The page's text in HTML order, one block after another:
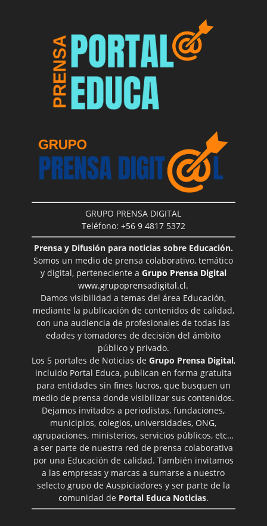
GRUPO PRENSA DIGITAL
Teléfono: +56 9 4817 5372
Prensa y Difusión para noticias sobre Educación.
Somos un medio de prensa colaborativo, temático
y digital, perteneciente a Grupo Prensa Digital
www.grupoprensadigital.cl.
Damos visibilidad a temas del área Educación,
mediante la publicación de contenidos de calidad,
con una audiencia de profesionales de todas las
edades y tomadores de decisión del ámbito
público y privado.
Los 5 portales de Noticias de Grupo Prensa Digital,
incluido Portal Educa, publican en forma gratuita
para entidades sin fines lucros, que busquen un
medio de prensa donde visibilizar sus contenidos.
Dejamos invitados a periodistas, fundaciones,
municipios, colegios, universidades, ONG,
agrupaciones, ministerios, servicios públicos, etc…
a ser parte de nuestra red de prensa colaborativa
por una Educación de calidad. También invitamos
a las empresas y marcas a sumarse a nuestro
selecto grupo de Auspiciadores y ser parte de la
comunidad de Portal Educa Noticias.